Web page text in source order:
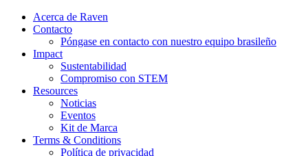
Acerca de Raven
Contacto
Póngase en contacto con nuestro equipo brasileño
Impact
Sustentabilidad
Compromiso con STEM
Resources
Noticias
Eventos
Kit de Marca
Terms & Conditions
Política de privacidad